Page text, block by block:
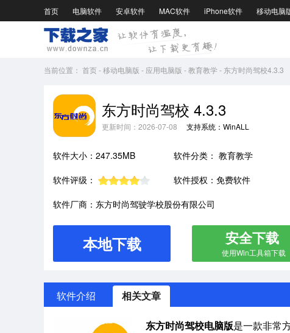
首页 电脑软件 安卓软件 MAC软件 iPhone软件 移动电脑
当前位置： 首页-移动电脑版 - 应用电脑版 -教育教学 - 东方时尚驾校4.3.3
东方时尚驾校 4.3.3
更新时间：2026-07-08 支持系统：WinALL
软件大小：247.35MB 软件分类： 教育教学
软件评级：
软件授权：免费软件
软件厂商：东方时尚驾驶学校股份有限公司
本地下载 安全下载
使用Win工具箱下载
软件介绍 相关文章
东方时尚驾校电脑版是一款非常